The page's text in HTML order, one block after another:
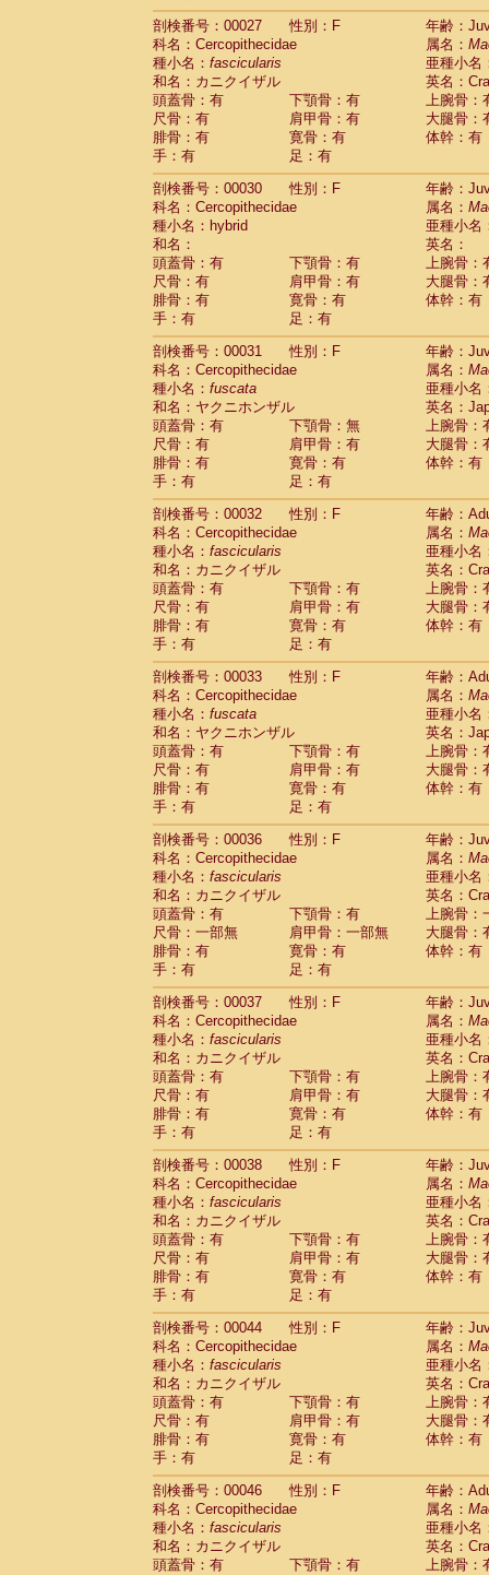
AtelidaeAlouatta fusca
Atelidae Alouatta seniculus
AtelidaeAlouatta
AtelidaeAteles belzebuth
Atelidae Ateles geoffroyi
Atelidae Ateles paniscus
Atelidae Atelesspp.
Atelidae Lagothrix lagothricha
AtelidaeLagothrix lagothricha cana(0)
Pitheciidae
Cacajao calvus
PitheciidaeCallicebus cupreus(2)
Pitheciidae Callicebus donacophilus(0)
Pitheciidae Callicebus moloch(0)
Pitheciidae Callicebus torquatus(0)
Pitheciidae Callicebus
Pitheciidae Chiropotes satanas
Pitheciidae Pithecia monachus
Pitheciidae Pithecia pithecia (0)
Cercopithecidae Cercocebus agilis (0)
Cercopithecidae
Cercocebus
Cercopithecidae
Cercocebus
CercopithecidaeCercocebus
CercopithecidaeCercocebus
CercopithecidaeCercocebus hybrid(2)
CercopithecidaeCercocebus
CercopithecidaeLophocebus
Cercopithecidae
(0)
Cercopithecidae Papio cynocephalus
Cercopithecidae Papio hamadryas(1)
CercopithecidaePapio papio
CercopithecidaePapio
CercopithecidaeMandrillus
CercopithecidaeMandrillus sphinx
CercopithecidaeTheropithecus
CercopithecidaeMacaca arctoides(3)
Cercopithecidae Macaca assamensis
Cercopithecidae
Macaca
CercopithecidaeMacaca cyclopis (17)
CercopithecidaeMacaca fascicularis
CercopithecidaeMacaca fuscaca
CercopithecidaeMacaca fuscata
CercopithecidaeMacaca fuscata
CercopithecidaeMacaca maura(3)
Cercopithecidae Macaca mulatta(56)
Cercopithecidae Macaca nemestrina(3)
Cercopithecidae Macaca nigra(0)
CercopithecidaeMacaca radiata(27)
CercopithecidaeMacaca silenus(0)
CercopithecidaeMacaca sinica (1)
CercopithecidaeMacaca sylvanus
CercopithecidaeMacaca thibetana (0)
Cercopithecidae Macaca tonkeana (0)
Cercopithecidae hybrid(1)
Cercopithecidae (0)
CercopithecidaeAllenopithecus
CercopithecidaeCercopithecus
CercopithecidaeCercopithecus
CercopithecidaeCercopithecus
CercopithecidaeCercopithecus diana
CercopithecidaeCercopithecus
Cercopithecidae
Cercopithecus
Cercopithecidae
Cercopithecus mitis
CercopithecidaeCercopithecus mitis
CercopithecidaeCercopithecus mitis
CercopithecidaeCercopithecus mona
CercopithecidaeCercopithecus
CercopithecidaeCercopithecus
CercopithecidaeCercopithecus
Cercopithecidae
Cercopithecusspp.(0)
Cercopithecidae
Chlorocebus
CercopithecidaeChlorocebus
CercopithecidaeErythrocebus patas
CercopithecidaeMiopithecus talapoin
CercopithecidaeCercopithecinae spp.
CercopithecidaeColobus angolensis
CercopithecidaeColobus guereza (0)
Cercopithecidae Colobus polykomos
Cercopithecidae Piliocolobus badius
Cercopithecidae Kasi senex vetulus(1)
CercopithecidaeKasi senex
剖検番号：00027
性別：F
年齢：
科名：Cercopithecidae
属名：
種小名： fascicularis
亜種小名
和名：カニクイザル
英名：
頭蓋骨：有
下顎骨：有
上腕骨：
尺骨：有
肩甲骨：有
大腿骨：
腓骨：有
寛骨：有
体幹：有
手：有
足：有
剖検番号：00030
性別：F
年齢：
科名：Cercopithecidae
属名：
種小名：hybrid
亜種小名
和名：
英名：
頭蓋骨：有
下顎骨：有
上腕骨：
尺骨：有
肩甲骨：有
大腿骨：
腓骨：有
寛骨：有
体幹：有
手：有
足：有
剖検番号：00031
性別：F
年齢：
科名：Cercopithecidae
属名：
種小名： fuscata
亜種小名
和名：ヤクニホンザル
英名：
頭蓋骨：有
下顎骨：無
上腕骨：
尺骨：有
肩甲骨：有
大腿骨：
腓骨：有
寛骨：有
体幹：有
手：有
足：有
剖検番号：00032
性別：F
年齢：
科名：Cercopithecidae
属名：
種小名： fascicularis
亜種小名
和名：カニクイザル
英名：
頭蓋骨：有
下顎骨：有
上腕骨：
尺骨：有
肩甲骨：有
大腿骨：
腓骨：有
寛骨：有
体幹：有
手：有
足：有
剖検番号：00033
性別：F
年齢：
科名：Cercopithecidae
属名：
種小名： fuscata
亜種小名
和名：ヤクニホンザル
英名：
頭蓋骨：有
下顎骨：有
上腕骨：
尺骨：有
肩甲骨：有
大腿骨：
腓骨：有
寛骨：有
体幹：有
手：有
足：有
剖検番号：00036
性別：F
年齢：
科名：Cercopithecidae
属名：
種小名： fascicularis
亜種小名
和名：カニクイザル
英名：
頭蓋骨：有
下顎骨：有
上腕骨：
尺骨：一部無
肩甲骨：一部無
大腿骨：
腓骨：有
寛骨：有
体幹：有
手：有
足：有
剖検番号：00037
性別：F
年齢：
科名：Cercopithecidae
属名：
種小名： fascicularis
亜種小名
和名：カニクイザル
英名：
頭蓋骨：有
下顎骨：有
上腕骨：
尺骨：有
肩甲骨：有
大腿骨：
腓骨：有
寛骨：有
体幹：有
手：有
足：有
剖検番号：00038
性別：F
年齢：
科名：Cercopithecidae
属名：
種小名： fascicularis
亜種小名
和名：カニクイザル
英名：
頭蓋骨：有
下顎骨：有
上腕骨：
尺骨：有
肩甲骨：有
大腿骨：
腓骨：有
寛骨：有
体幹：有
手：有
足：有
剖検番号：00044
性別：F
年齢：
科名：Cercopithecidae
属名：
種小名： fascicularis
亜種小名
和名：カニクイザル
英名：
頭蓋骨：有
下顎骨：有
上腕骨：
尺骨：有
肩甲骨：有
大腿骨：
腓骨：有
寛骨：有
体幹：有
手：有
足：有
剖検番号：00046
性別：F
年齢：
科名：Cercopithecidae
属名：
種小名： fascicularis
亜種小名
和名：カニクイザル
英名：
頭蓋骨：有
下顎骨：有
上腕骨：